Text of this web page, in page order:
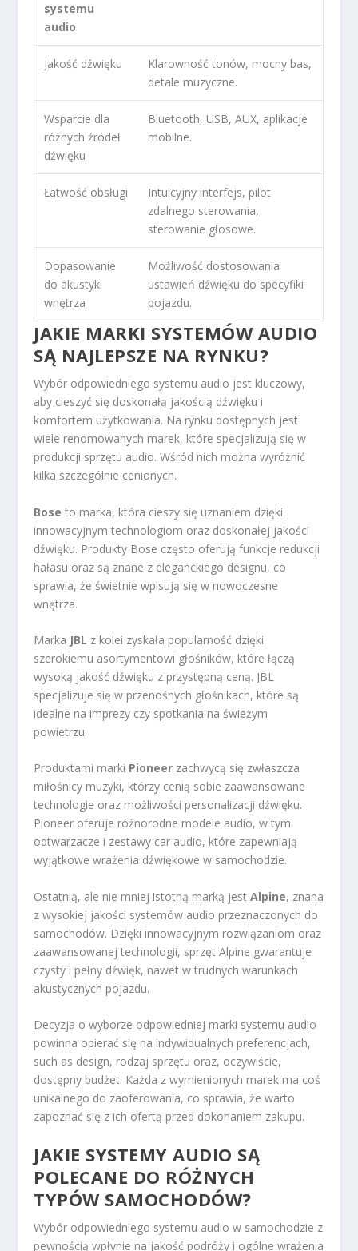
systemu
audio
Jakość dźwięku
Klarowność tonów, mocny bas,
detale muzyczne.
Wsparcie dla
różnych źródeł
dźwięku
Bluetooth, USB, AUX, aplikacje
mobilne.
Łatwość obsługi
Intuicyjny interfejs, pilot
zdalnego sterowania,
sterowanie głosowe.
Dopasowanie
do akustyki
wnętrza
Możliwość dostosowania
ustawień dźwięku do specyfiki
pojazdu.
JAKIE MARKI SYSTEMÓW AUDIO
SĄ NAJLEPSZE NA RYNKU?
Wybór odpowiedniego systemu audio jest kluczowy,
aby cieszyć się doskonałą jakością dźwięku i
komfortem użytkowania. Na rynku dostępnych jest
wiele renomowanych marek, które specjalizują się w
produkcji sprzętu audio. Wśród nich można wyróżnić
kilka szczególnie cenionych.
Bose to marka, która cieszy się uznaniem dzięki
innowacyjnym technologiom oraz doskonałej jakości
dźwięku. Produkty Bose często oferują funkcje redukcji
hałasu oraz są znane z eleganckiego designu, co
sprawia, że świetnie wpisują się w nowoczesne
wnętrza.
Marka JBL z kolei zyskała popularność dzięki
szerokiemu asortymentowi głośników, które łączą
wysoką jakość dźwięku z przystępną ceną. JBL
specjalizuje się w przenośnych głośnikach, które są
idealne na imprezy czy spotkania na świeżym
powietrzu.
Produktami marki Pioneer zachwycą się zwłaszcza
miłośnicy muzyki, którzy cenią sobie zaawansowane
technologie oraz możliwości personalizacji dźwięku.
Pioneer oferuje różnorodne modele audio, w tym
odtwarzacze i zestawy car audio, które zapewniają
wyjątkowe wrażenia dźwiękowe w samochodzie.
Ostatnią, ale nie mniej istotną marką jestAlpine, znana
z wysokiej jakości systemów audio przeznaczonych do
samochodów. Dzięki innowacyjnym rozwiązaniom oraz
zaawansowanej technologii, sprzęt Alpine gwarantuje
czysty i pełny dźwięk, nawet w trudnych warunkach
akustycznych pojazdu.
Decyzja o wyborze odpowiedniej marki systemu audio
powinna opierać się na indywidualnych preferencjach,
such as design, rodzaj sprzętu oraz, oczywiście,
dostępny budżet. Każda z wymienionych marek ma coś
unikalnego do zaoferowania, co sprawia, że warto
zapoznać się z ich ofertą przed dokonaniem zakupu.
JAKIE SYSTEMY AUDIO SĄ
POLECANE DO RÓŻNYCH
TYPÓW SAMOCHODÓW?
Wybór odpowiedniego systemu audio w samochodzie z
pewnością wpłynie na jakość podróży i ogólne wrażenia